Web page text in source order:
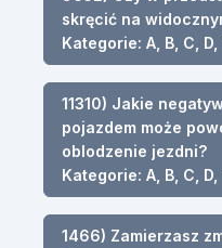
skręcić na
Kategorie: A, B, C, D,
11310) Jakie
pojazdem może
oblodzenie jezdni?
Kategorie: A, B, C, D,
1466) Zamierzasz